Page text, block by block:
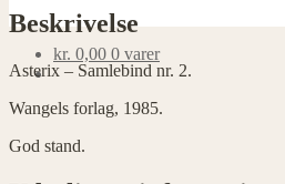
kr. 0,00 0 varer
Beskrivelse
Asterix – Samlebind nr. 2.
Wangels forlag, 1985.
God stand.